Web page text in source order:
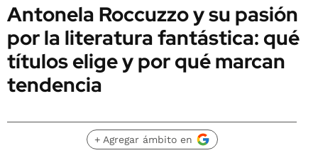
Antonela Roccuzzo y su pasión
por la literatura fantástica: qué
títulos elige y por qué marcan
tendencia
+ Agregar ámbito en